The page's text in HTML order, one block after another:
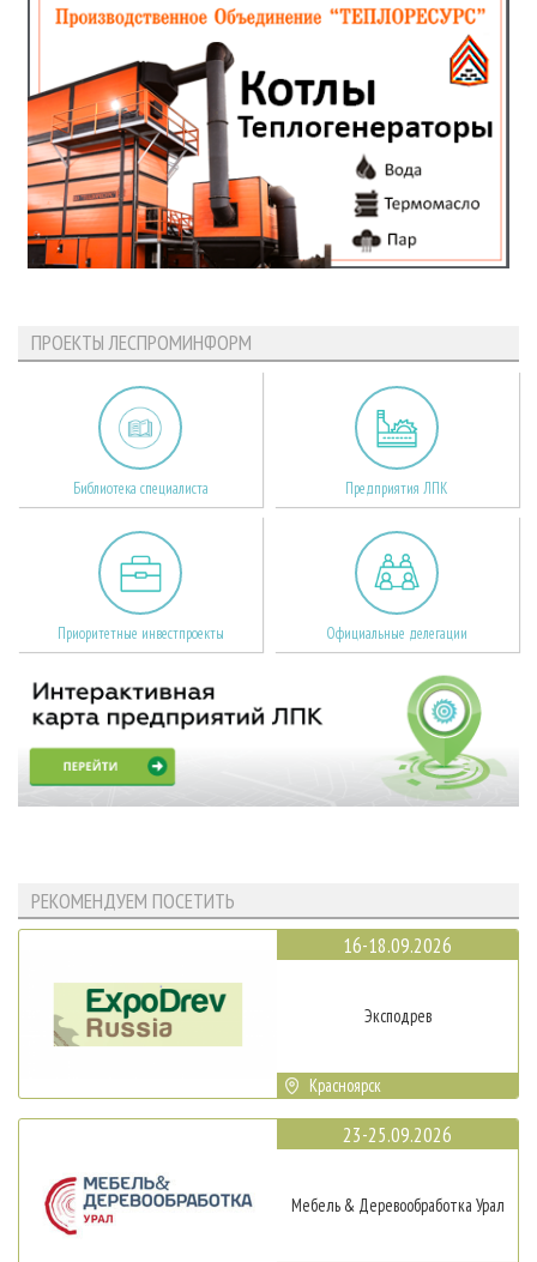
ПРОЕКТЫ ЛЕСПРОМИНФОРМ
Библиотека специалиста Предприятия ЛПК
Приоритетные инвестпроекты Официальные делегации
РЕКОМЕНДУЕМ ПОСЕТИТЬ
16-18.09.2026
Эксподрев
Красноярск
23-25.09.2026
Мебель & Деревообработка Урал